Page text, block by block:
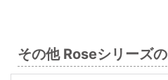
その他 Roseシリーズ